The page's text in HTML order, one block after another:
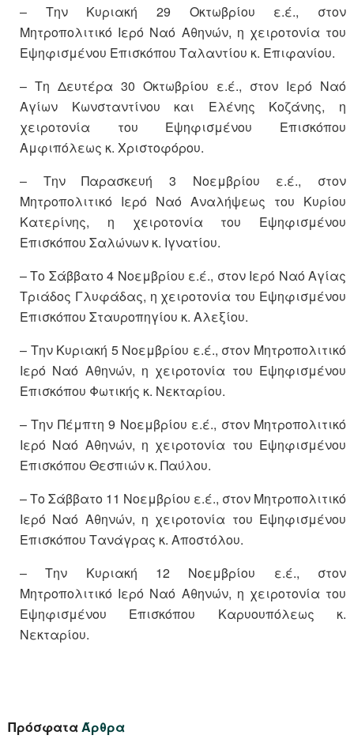
– Την Κυριακή 29 Οκτωβρίου ε.έ., στον
Μητροπολιτικό Ιερό Ναό Αθηνών, η χειροτονία του
Εψηφισμένου Επισκόπου Ταλαντίου κ. Επιφανίου.
– Τη Δευτέρα 30 Οκτωβρίου ε.έ., στον Ιερό Ναό
Αγίων Κωνσταντίνου και Ελένης Κοζάνης, η
χειροτονία του Εψηφισμένου Επισκόπου
Αμφιπόλεως κ. Χριστοφόρου.
– Την Παρασκευή 3 Νοεμβρίου ε.έ., στον
Μητροπολιτικό Ιερό Ναό Αναλήψεως του Κυρίου
Κατερίνης, η χειροτονία του Εψηφισμένου
Επισκόπου Σαλώνων κ. Ιγνατίου.
– Το Σάββατο 4 Νοεμβρίου ε.έ., στον Ιερό Ναό Αγίας
Τριάδος Γλυφάδας, η χειροτονία του Εψηφισμένου
Επισκόπου Σταυροπηγίου κ. Αλεξίου.
– Την Κυριακή 5 Νοεμβρίου ε.έ., στον Μητροπολιτικό
Ιερό Ναό Αθηνών, η χειροτονία του Εψηφισμένου
Επισκόπου Φωτικής κ. Νεκταρίου.
– Την Πέμπτη 9 Νοεμβρίου ε.έ., στον Μητροπολιτικό
Ιερό Ναό Αθηνών, η χειροτονία του Εψηφισμένου
Επισκόπου Θεσπιών κ. Παύλου.
– Το Σάββατο 11 Νοεμβρίου ε.έ., στον Μητροπολιτικό
Ιερό Ναό Αθηνών, η χειροτονία του Εψηφισμένου
Επισκόπου Τανάγρας κ. Αποστόλου.
– Την Κυριακή 12 Νοεμβρίου ε.έ., στον
Μητροπολιτικό Ιερό Ναό Αθηνών, η χειροτονία του
Εψηφισμένου Επισκόπου Καρυουπόλεως κ.
Νεκταρίου.
ΠρόσφαταΆρθρα